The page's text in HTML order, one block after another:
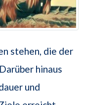
stehen, die der
hinaus
und